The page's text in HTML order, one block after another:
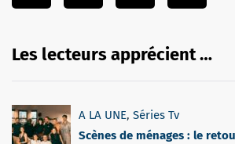
Les lecteurs apprécient …
A LA UNE, Séries Tv
Scènes de ménages : le